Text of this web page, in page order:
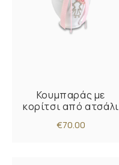
Κουμπαράς με
κορίτσι από ατσάλι
€70.00